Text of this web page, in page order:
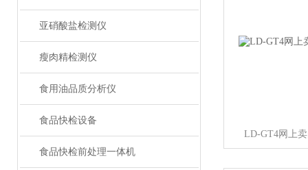
亚硝酸盐检测仪
瘦肉精检测仪
食用油品质分析仪
食品快检设备
食品快检前处理一体机
LD-GT4网上